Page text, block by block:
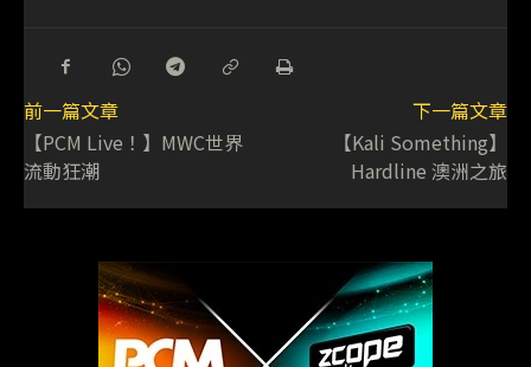
前一篇文章
【PCM Live！】MWC世界
流動狂潮
下一篇文章
【Kali Something】
Hardline 澳洲之旅